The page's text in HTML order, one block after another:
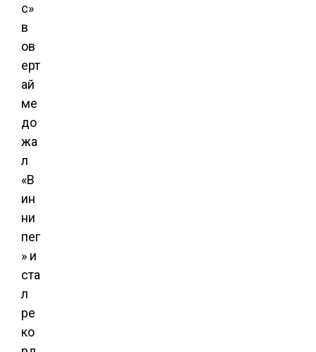
с»
в
ов
ерт
ай
ме
до
жа
л
«В
ин
ни
пег
» и
ста
л
ре
ко